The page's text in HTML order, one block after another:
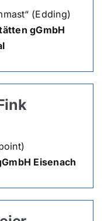
(Edding)
gGmbH
Eisenach